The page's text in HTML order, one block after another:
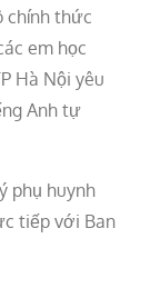
chính thức
em học
Hà Nội yêu
Anh tự
phụ huynh
tiếp với Ban